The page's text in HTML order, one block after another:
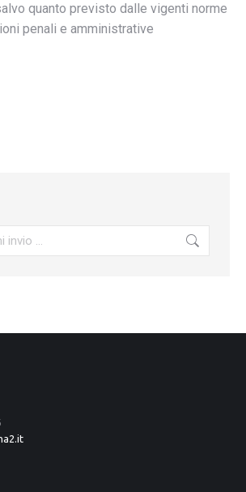
quanto previsto dalle vigenti norme
penali e amministrative